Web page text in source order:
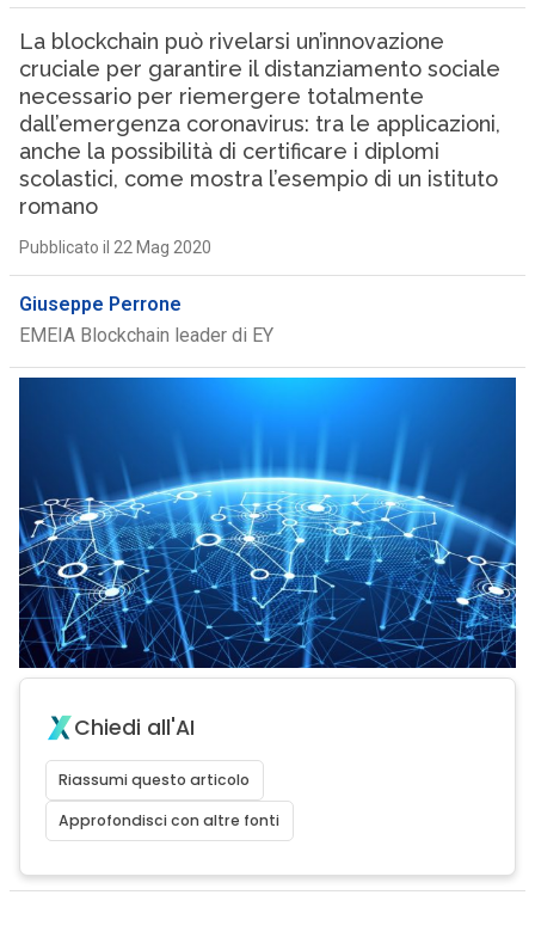
La blockchain può rivelarsi un’innovazione
cruciale per garantire il distanziamento sociale
necessario per riemergere totalmente
dall’emergenza coronavirus: tra le applicazioni,
anche la possibilità di certificare i diplomi
scolastici, come mostra l’esempio di un istituto
romano
Pubblicato il 22 Mag 2020
Giuseppe Perrone
EMEIA Blockchain leader di EY
Chiedi all'AI
Riassumi questo articolo
Approfondisci con altre fonti